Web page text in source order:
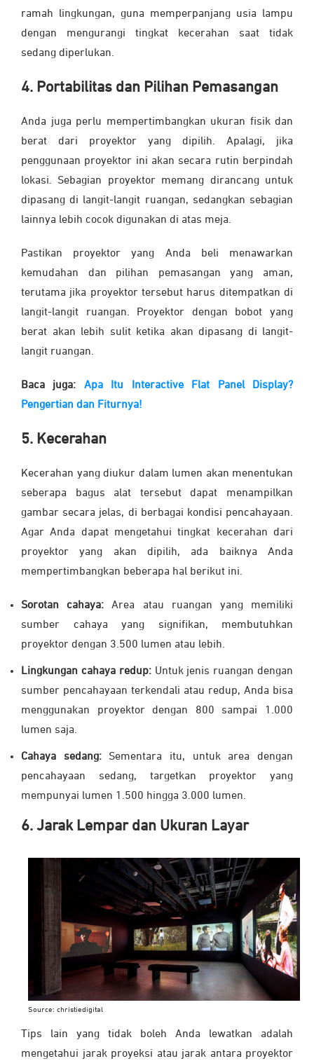
ramah lingkungan, guna memperpanjang usia lampu
dengan mengurangi tingkat kecerahan saat tidak
sedang diperlukan.
4. Portabilitas dan Pilihan Pemasangan
Anda juga perlu mempertimbangkan ukuran fisik dan
berat dari proyektor yang dipilih. Apalagi, jika
penggunaan proyektor ini akan secara rutin berpindah
lokasi. Sebagian proyektor memang dirancang untuk
dipasang di langit-langit ruangan, sedangkan sebagian
lainnya lebih cocok digunakan di atas meja.
Pastikan proyektor yang Anda beli menawarkan
kemudahan dan pilihan pemasangan yang aman,
terutama jika proyektor tersebut harus ditempatkan di
langit-langit ruangan. Proyektor dengan bobot yang
berat akan lebih sulit ketika akan dipasang di langit-
langit ruangan.
Baca juga:
Apa Itu Interactive Flat Panel Display?
Pengertian dan Fiturnya!
5. Kecerahan
Kecerahan yang diukur dalam lumen akan menentukan
seberapa bagus alat tersebut dapat menampilkan
gambar secara jelas, di berbagai kondisi pencahayaan.
Agar Anda dapat mengetahui tingkat kecerahan dari
proyektor yang akan dipilih, ada baiknya Anda
mempertimbangkan beberapa hal berikut ini.
Sorotan cahaya: Area atau ruangan yang memiliki
sumber cahaya yang signifikan, membutuhkan
proyektor dengan 3.500 lumen atau lebih.
Lingkungan cahaya redup:Untuk jenis ruangan dengan
sumber pencahayaan terkendali atau redup, Anda bisa
menggunakan proyektor dengan 800 sampai 1.000
lumen saja.
Cahaya sedang: Sementara itu, untuk area dengan
pencahayaan sedang, targetkan proyektor yang
mempunyai lumen 1.500 hingga 3.000 lumen.
6. Jarak Lempar dan Ukuran Layar
Source: christiedigital
Tips lain yang tidak boleh Anda lewatkan adalah
mengetahui jarak proyeksi atau jarak antara proyektor